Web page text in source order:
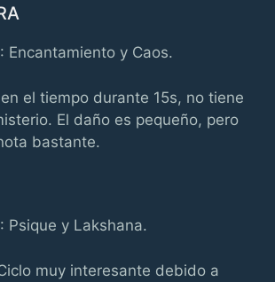
: Encantamiento y Caos.
el tiempo durante 15s, no tiene
El daño es pequeño, pero
bastante.
: Psique y Lakshana.
muy interesante debido a